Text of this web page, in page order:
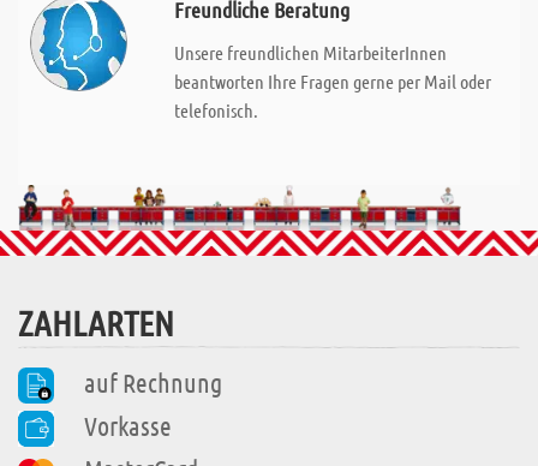
Freundliche Beratung
Unsere freundlichen MitarbeiterInnen
beantworten Ihre Fragen gerne per Mail oder
telefonisch.
ZAHLARTEN
auf Rechnung
Vorkasse